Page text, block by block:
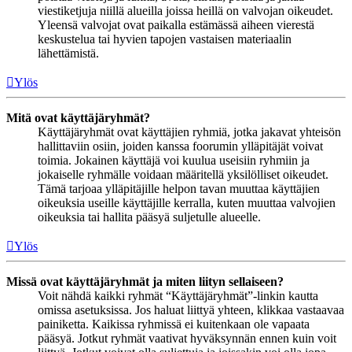
viestiketjuja niillä alueilla joissa heillä on valvojan oikeudet.
Yleensä valvojat ovat paikalla estämässä aiheen vierestä
keskustelua tai hyvien tapojen vastaisen materiaalin
lähettämistä.
Ylös
Mitä ovat käyttäjäryhmät?
Käyttäjäryhmät ovat käyttäjien ryhmiä, jotka jakavat yhteisön
hallittaviin osiin, joiden kanssa foorumin ylläpitäjät voivat
toimia. Jokainen käyttäjä voi kuulua useisiin ryhmiin ja
jokaiselle ryhmälle voidaan määritellä yksilölliset oikeudet.
Tämä tarjoaa ylläpitäjille helpon tavan muuttaa käyttäjien
oikeuksia useille käyttäjille kerralla, kuten muuttaa valvojien
oikeuksia tai hallita pääsyä suljetulle alueelle.
Ylös
Missä ovat käyttäjäryhmät ja miten liityn sellaiseen?
Voit nähdä kaikki ryhmät “Käyttäjäryhmät”-linkin kautta
omissa asetuksissa. Jos haluat liittyä yhteen, klikkaa vastaavaa
painiketta. Kaikissa ryhmissä ei kuitenkaan ole vapaata
pääsyä. Jotkut ryhmät vaativat hyväksynnän ennen kuin voit